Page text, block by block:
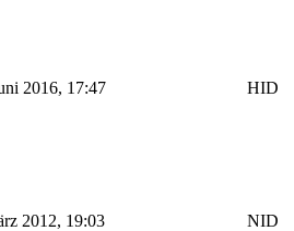
2016, 17:47 HID
2012, 19:03 NID